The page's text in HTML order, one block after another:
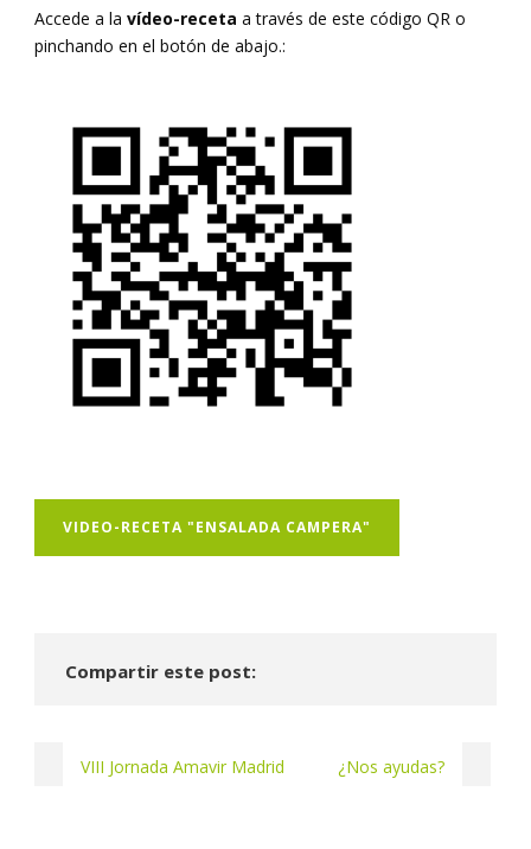
Accede a la vídeo-receta a través de este código QR o
pinchando en el botón de abajo.:
VIDEO-RECETA "ENSALADA CAMPERA"
Compartir este post:
VIII Jornada Amavir Madrid ¿Nos ayudas?